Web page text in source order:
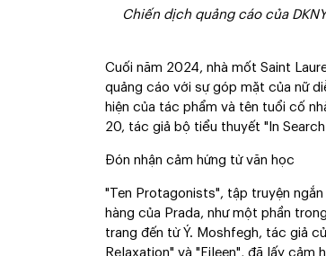
Chiến dịch quảng cáo của
Cuối năm 2024, nhà mốt Saint
quảng cáo với sự góp mặt của nữ
hiện của tác phẩm và tên tuổi cố
20, tác giả bộ tiểu thuyết "In
Đón nhận cảm hứng từ văn học
"Ten Protagonists", tập truyện
hàng của Prada, như một phần
trang đến từ Ý. Moshfegh, tác giả
Relaxation" và "Eileen", đã lấy cảm